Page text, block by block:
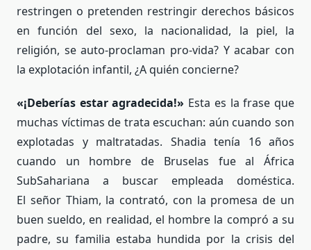
restringen o pretenden restringir derechos básicos
en función del sexo, la nacionalidad, la piel, la
religión, se auto-proclaman pro-vida? Y acabar con
la explotación infantil, ¿A quién concierne?
«¡Deberías estar agradecida!» Esta es la frase que
muchas víctimas de trata escuchan: aún cuando son
explotadas y maltratadas. Shadia tenía 16 años
cuando un hombre de Bruselas fue al África
SubSahariana a buscar empleada doméstica.
El señor Thiam, la contrató, con la promesa de un
buen sueldo, en realidad, el hombre la compró a su
padre, su familia estaba hundida por la crisis del